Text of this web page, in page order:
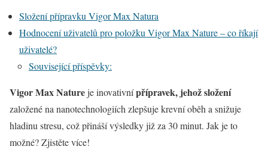
Složení přípravku Vigor Max Natura
Hodnocení uživatelů pro položku Vigor Max Nature – co říkají
uživatelé?
Související příspěvky:
Vigor Max Natureje inovativnípřípravek, jehož složení
založené na nanotechnologiích zlepšuje krevní oběh a snižuje
hladinu stresu, což přináší výsledky již za 30 minut. Jak je to
možné? Zjistěte více!